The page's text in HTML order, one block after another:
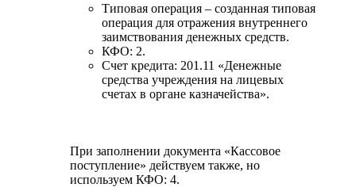
Типовая операция – созданная типовая
операция для отражения внутреннего
заимствования денежных средств.
КФО: 2.
Счет кредита: 201.11 «Денежные
средства учреждения на лицевых
счетах в органе казначейства».
При заполнении документа «Кассовое
поступление» действуем также, но
используем КФО: 4.